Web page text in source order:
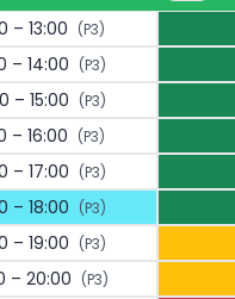
– 13:00 (P3)
– 14:00 (P3)
– 15:00 (P3)
– 16:00 (P3)
– 17:00 (P3)
– 18:00 (P3)
– 19:00 (P3)
– 20:00 (P3)